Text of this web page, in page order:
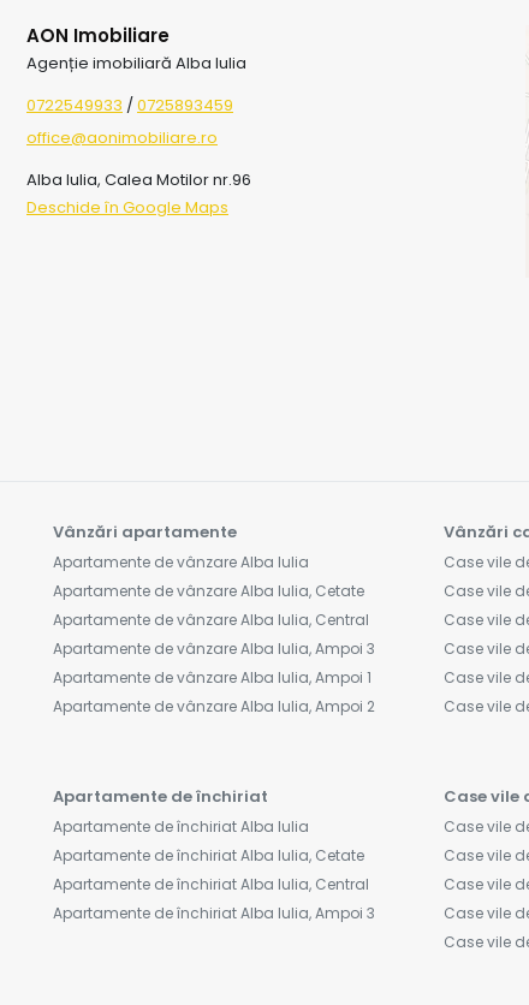
AON Imobiliare
Agenție imobiliară Alba Iulia
0722549933 /0725893459
office@aonimobiliare.ro
Alba Iulia, Calea Motilor nr.96
Deschide în Google Maps
Vânzări apartamente
Apartamente de vânzare Alba Iulia
Apartamente de vânzare Alba Iulia, Cetate
Apartamente de vânzare Alba Iulia, Central
Apartamente de vânzare Alba Iulia, Ampoi 3
Apartamente de vânzare Alba Iulia, Ampoi 1
Apartamente de vânzare Alba Iulia, Ampoi 2
Vânzări
Case vile
Case vile
Case vile
Case vile
Case vile
Case vile
Apartamente de închiriat
Apartamente de închiriat Alba Iulia
Apartamente de închiriat Alba Iulia, Cetate
Apartamente de închiriat Alba Iulia, Central
Apartamente de închiriat Alba Iulia, Ampoi 3
Case vile
Case vile
Case vile
Case vile
Case vile
Case vile